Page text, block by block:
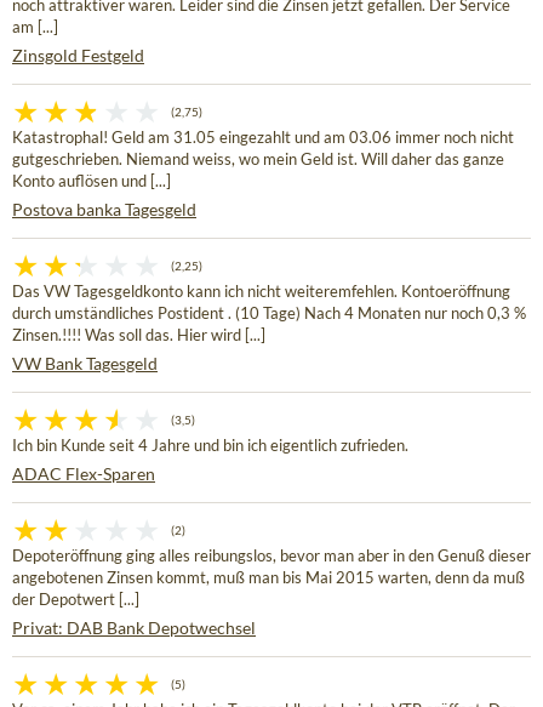
noch attraktiver waren. Leider sind die Zinsen jetzt gefallen. Der Service
am [...]
Zinsgold Festgeld
(2,75)
Katastrophal! Geld am 31.05 eingezahlt und am 03.06 immer noch nicht
gutgeschrieben. Niemand weiss, wo mein Geld ist. Will daher das ganze
Konto auflösen und [...]
Postova banka Tagesgeld
(2,25)
Das VW Tagesgeldkonto kann ich nicht weiteremfehlen. Kontoeröffnung
durch umständliches Postident . (10 Tage) Nach 4 Monaten nur noch 0,3 %
Zinsen.!!!! Was soll das. Hier wird [...]
VW Bank Tagesgeld
(3,5)
Ich bin Kunde seit 4 Jahre und bin ich eigentlich zufrieden.
ADAC Flex-Sparen
(2)
Depoteröffnung ging alles reibungslos, bevor man aber in den Genuß dieser
angebotenen Zinsen kommt, muß man bis Mai 2015 warten, denn da muß
der Depotwert [...]
Privat: DAB Bank Depotwechsel
(5)